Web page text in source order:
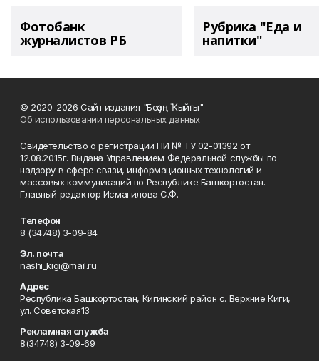
Фотобанк
журналистов РБ
Рубрика "Еда и
напитки"
© 2020-2026 Сайт издания "Беҙҙең Ҡыйғы"
Об использовании персональных данных
Свидетельство о регистрации ПИ № ТУ 02-01392 от
12.08.2015г. Выдана Управлением Федеральной службы по
надзору в сфере связи, информационных технологий и
массовых коммуникаций по Республике Башкортостан.
Главный редактор Исмагилова С.Ф.
Телефон
8 (34748) 3-09-84
Эл. почта
nashi_kigi@mail.ru
Адрес
Республика Башкортостан, Кигинский район с. Верхние Киги,
ул. Советская13
Рекламная служба
8(34748) 3-09-69